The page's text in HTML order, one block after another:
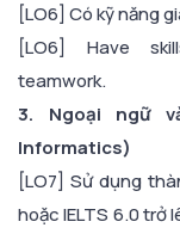
[LO6] Có kỹ năng
[LO6] Have
teamwork.
3. Ngoại ngữ
Informatics)
[LO7] Sử dụng
hoặc IELTS 6.0 trở